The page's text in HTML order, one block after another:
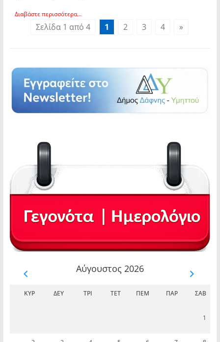
Διαβάστε περισσότερα...
Σελίδα 1 από 4 1 2 3 4 »
Αύγουστος 2026
ΚΥΡ ΔΕΥ ΤΡΊ ΤΕΤ ΠΈΜ ΠΑΡ ΣΆΒ
1